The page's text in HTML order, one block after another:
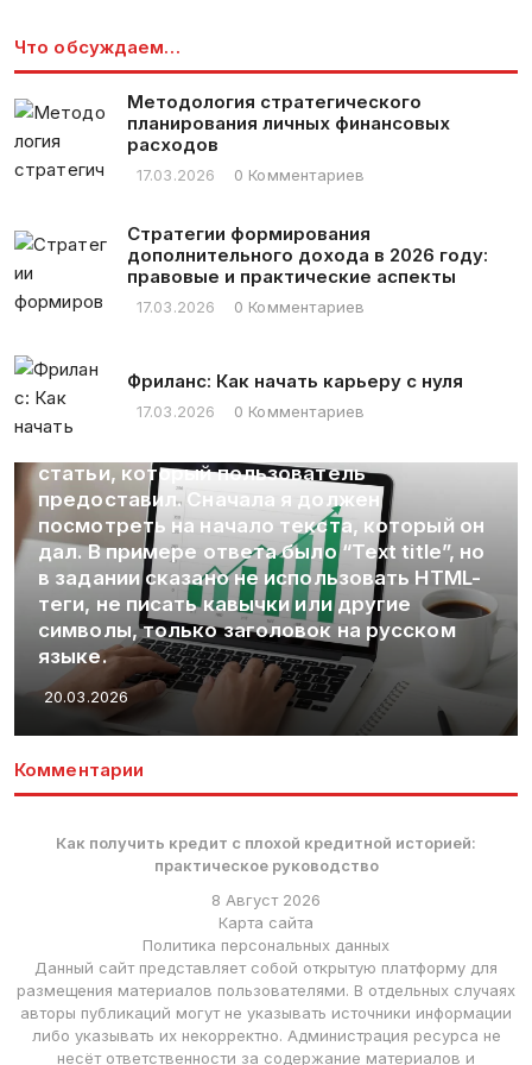
Что обсуждаем…
Методология стратегического
планирования личных финансовых
расходов
17.03.2026 0 Комментариев
Стратегии формирования
дополнительного дохода в 2026 году:
правовые и практические аспекты
17.03.2026 0 Комментариев
Фриланс: Как начать карьеру с нуля
17.03.2026 0 Комментариев
он
но
Как начать зарабатывать на
трафика
20.03.2026
Комментарии
Как получить кредит с плохой кредитной историей:
практическое руководство
8 Август 2026
Карта сайта
Политика персональных данных
Данный сайт представляет собой открытую платформу для
размещения материалов пользователями. В отдельных случаях
авторы публикаций могут не указывать источники информации
либо указывать их некорректно. Администрация ресурса не
несёт ответственности за содержание материалов и